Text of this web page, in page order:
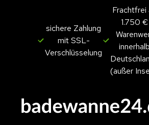
sichere Zahlung
mit SSL-
Verschlüsselung
Frachtfrei
1.750 €
innerhalb
(außer